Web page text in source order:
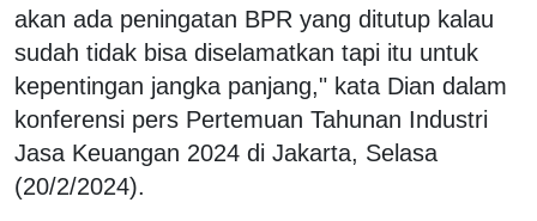
akan ada peningatan BPR yang ditutup kalau
sudah tidak bisa diselamatkan tapi itu untuk
kepentingan jangka panjang," kata Dian dalam
konferensi pers Pertemuan Tahunan Industri
Jasa Keuangan 2024 di Jakarta, Selasa
(20/2/2024).